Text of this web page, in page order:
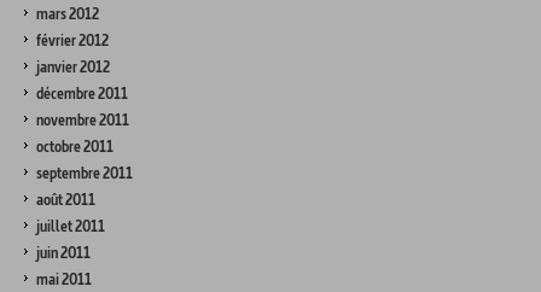
mars 2012
février 2012
janvier 2012
décembre 2011
novembre 2011
octobre 2011
septembre 2011
août 2011
juillet 2011
juin 2011
mai 2011